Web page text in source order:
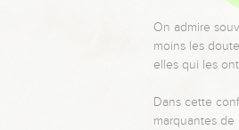
On admire
moins les
elles qui les ont
Dans cette
marquantes